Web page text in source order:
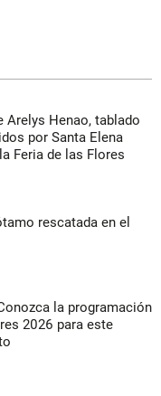
Henao, tablado
por Santa Elena
Feria de las Flores
rescatada en el
la programación
2026 para este